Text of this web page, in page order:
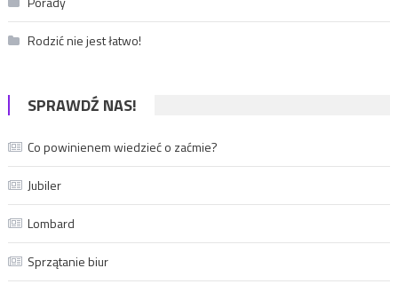
Rodzić nie jest łatwo!
SPRAWDŹ NAS!
Co powinienem wiedzieć o zaćmie?
Jubiler
Lombard
Sprzątanie biur